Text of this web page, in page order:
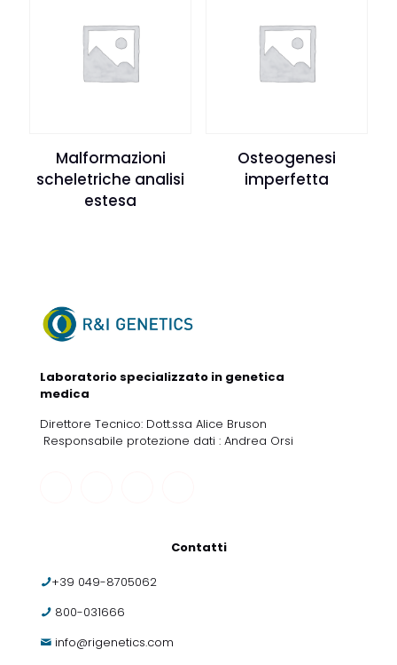
Malformazioni
scheletriche analisi
estesa
Osteogenesi
imperfetta
Laboratorio specializzato in genetica
medica
Direttore Tecnico: Dott.ssa Alice Bruson
Responsabile protezione dati : Andrea Orsi
Contatti
+39 049-8705062
800-031666
info@rigenetics.com